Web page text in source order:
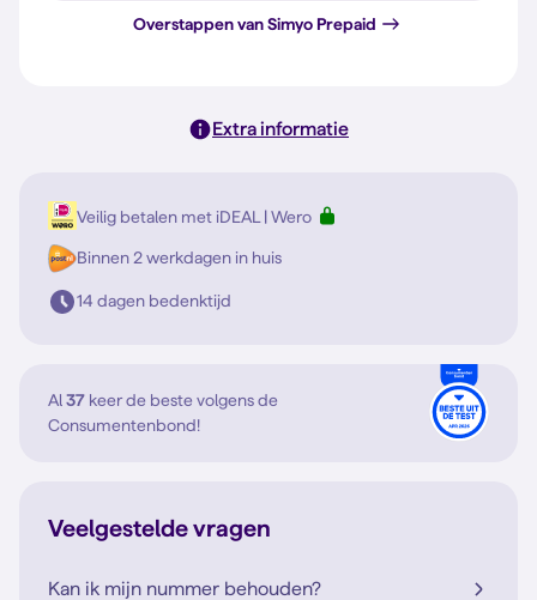
Overstappen van Simyo Prepaid
Extra informatie
Veilig betalen met iDEAL | Wero
Binnen 2 werkdagen in huis
14 dagen bedenktijd
Al37 keer de beste volgens de
Consumentenbond!
Veelgestelde vragen
Kan ik mijn nummer behouden?